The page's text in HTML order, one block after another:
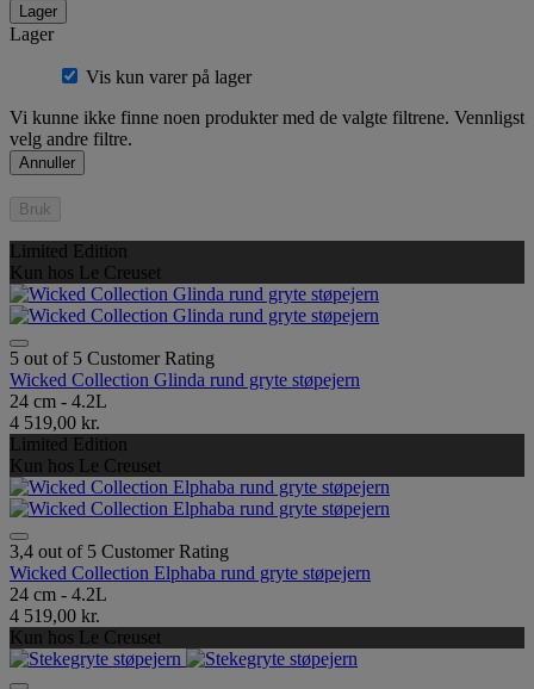
Lager
Lager
Vis kun varer på lager
Vi kunne ikke finne noen produkter med de valgte filtrene. Vennligst
velg andre filtre.
Annuller
Bruk
Limited Edition
Kun hos Le Creuset
5 out of 5 Customer Rating
Wicked Collection Glinda rund gryte støpejern
24 cm - 4.2L
4 519,00 kr.
Limited Edition
Kun hos Le Creuset
3,4 out of 5 Customer Rating
Wicked Collection Elphaba rund gryte støpejern
24 cm - 4.2L
4 519,00 kr.
Kun hos Le Creuset